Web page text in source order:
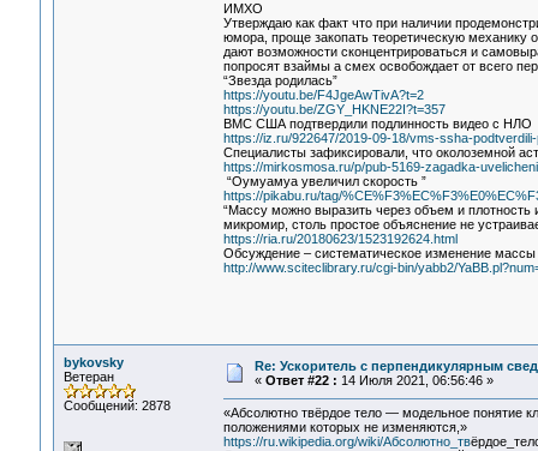
ИМХО
Утверждаю как факт что при наличии
юмора, проще закопать теоретическую механику
дают возможности сконцентрироваться и
попросят взаймы а смех освобождает от всего
“Звезда родилась”
https://youtu.be/F4JgeAwTivA?t=2
https://youtu.be/ZGY_HKNE22I?t=357
ВМС США подтвердили подлинность видео с НЛО
https://iz.ru/922647/2019-09-18/vms-ssha-
Специалисты зафиксировали, что околоземной
https://mirkosmosa.ru/p/pub-5169-zagadka-
“Оумуамуа увеличил скорость ”
https://pikabu.ru/tag/
“Массу можно выразить через объем и
микромир, столь простое объяснение не
https://ria.ru/20180623/1523192624.html
Обсуждение – систематическое изменение массы
http://www.sciteclibrary.ru/cgi-bin/yabb2/
bykovsky
Ветеран
Сообщений: 2878
Re: Ускоритель с перпендикулярным
« Ответ #22 : 14 Июля 2021, 06:56:46 »
«Абсолютно твёрдое тело — модельное понятие
положениями которых не изменяются,»
https://ru.wikipedia.org/wiki/Абсолютно_тв